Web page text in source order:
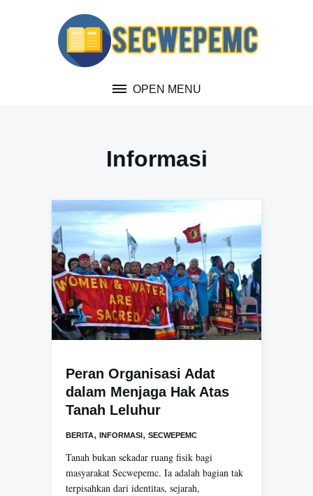
OPEN MENU
Informasi
Peran Organisasi Adat
dalam Menjaga Hak Atas
Tanah Leluhur
BERITA, INFORMASI , SECWEPEMC
Tanah bukan sekadar ruang fisik bagi
masyarakat Secwepemc. Ia adalah bagian tak
terpisahkan dari identitas, sejarah,